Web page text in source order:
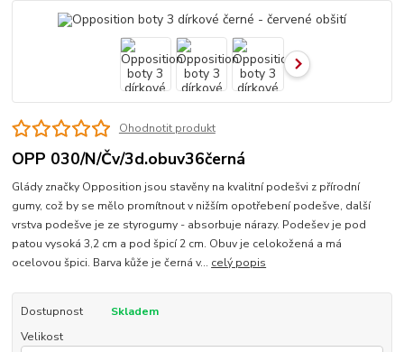
Ohodnotit produkt
OPP 030/N/Čv/3d.obuv36černá
Glády značky Opposition jsou stavěny na kvalitní podešvi z přírodní
gumy, což by se mělo promítnout v nižším opotřebení podešve, další
vrstva podešve je ze styrogumy - absorbuje nárazy. Podešev je pod
patou vysoká 3,2 cm a pod špicí 2 cm. Obuv je celokožená a má
ocelovou špici. Barva kůže je černá v... celý popis
Dostupnost
Skladem
Velikost